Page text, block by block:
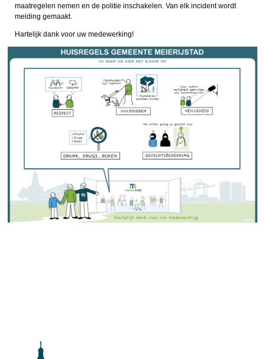
maatregelen nemen en de politie inschakelen. Van elk incident wordt
melding gemaakt.
Hartelijk dank voor uw medewerking!